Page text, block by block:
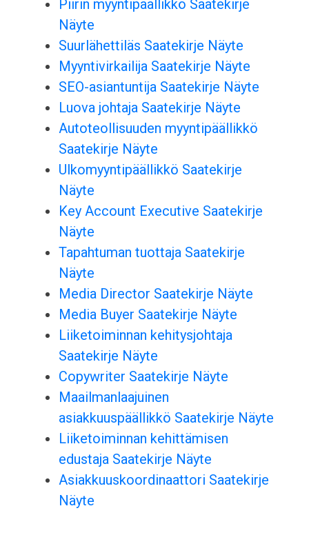
Piirin myyntipäällikkö Saatekirje
Näyte
Suurlähettiläs Saatekirje Näyte
Myyntivirkailija Saatekirje Näyte
SEO-asiantuntija Saatekirje Näyte
Luova johtaja Saatekirje Näyte
Autoteollisuuden myyntipäällikkö
Saatekirje Näyte
Ulkomyyntipäällikkö Saatekirje
Näyte
Key Account Executive Saatekirje
Näyte
Tapahtuman tuottaja Saatekirje
Näyte
Media Director Saatekirje Näyte
Media Buyer Saatekirje Näyte
Liiketoiminnan kehitysjohtaja
Saatekirje Näyte
Copywriter Saatekirje Näyte
Maailmanlaajuinen
asiakkuuspäällikkö Saatekirje Näyte
Liiketoiminnan kehittämisen
edustaja Saatekirje Näyte
Asiakkuuskoordinaattori Saatekirje
Näyte